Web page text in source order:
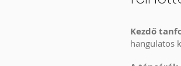
Kezdő
hangulatos